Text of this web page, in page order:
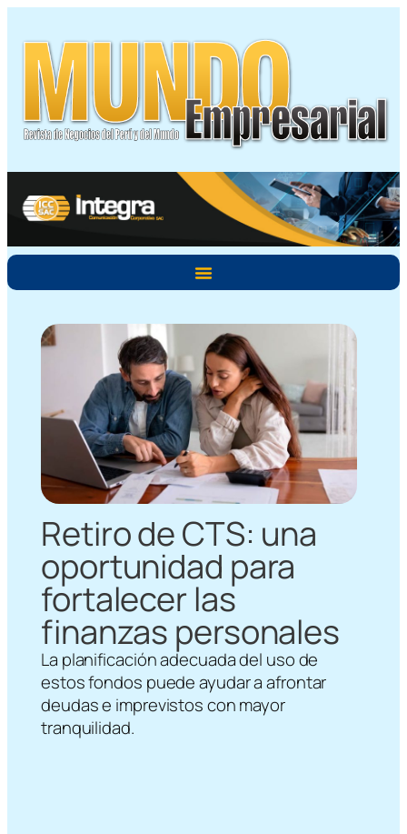
Retiro de CTS: una
oportunidad para
fortalecer las
finanzas personales
La planificación adecuada del uso de
estos fondos puede ayudar a afrontar
deudas e imprevistos con mayor
tranquilidad.